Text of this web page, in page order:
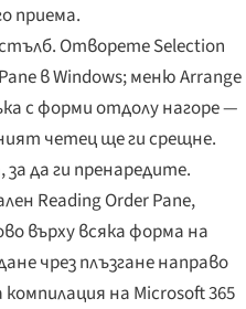
приема.
Отворете Selection
в Windows; меню Arrange
с форми отдолу нагоре —
четец ще ги срещне.
да ги пренаредите.
Reading Order Pane,
върху всяка форма на
чрез плъзгане направо
на Microsoft 365